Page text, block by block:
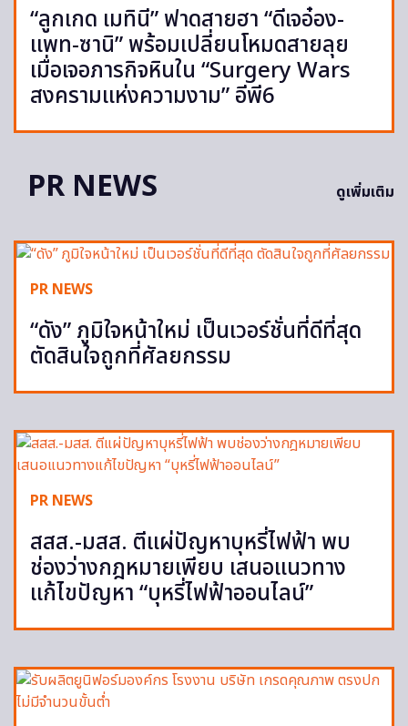
“ลูกเกด เมทินี” ฟาดสายฮา “ดีเจอ๋อง-
แพท-ซานิ” พร้อมเปลี่ยนโหมดสายลุย
เมื่อเจอภารกิจหินใน “Surgery Wars
สงครามแห่งความงาม” อีพี6
PR NEWS ดูเพิ่มเติม
PR NEWS
“ดัง” ภูมิใจหน้าใหม่ เป็นเวอร์ชั่นที่ดีที่สุด
ตัดสินใจถูกที่ศัลยกรรม
PR NEWS
สสส.-มสส. ตีแผ่ปัญหาบุหรี่ไฟฟ้า พบ
ช่องว่างกฎหมายเพียบ เสนอแนวทาง
แก้ไขปัญหา “บุหรี่ไฟฟ้าออนไลน์”